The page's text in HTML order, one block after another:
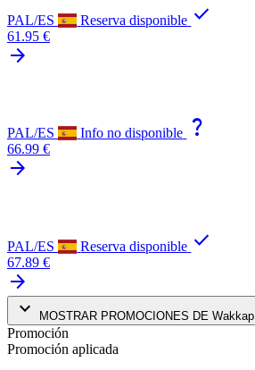
PAL/ES Reserva disponible check
61.95 €
arrow_forward
PAL/ES Info no disponible question_mark
66.99 €
arrow_forward
PAL/ES Reserva disponible check
67.89 €
arrow_forward
keyboard_arrow_down
MOSTRAR PROMOCIONES DE Wakkap
Promoción
Promoción aplicada